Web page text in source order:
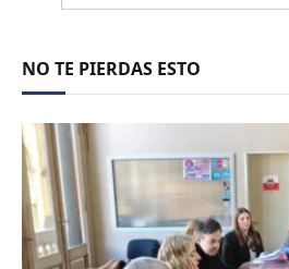
NO TE PIERDAS ESTO